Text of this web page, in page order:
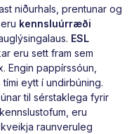
niðurhals, prentunar og
kennsluúrræði
ESL
eru sett fram sem
Engin pappírssóun,
eytt í undirbúning.
til sérstaklega fyrir
eru
raunveruleg